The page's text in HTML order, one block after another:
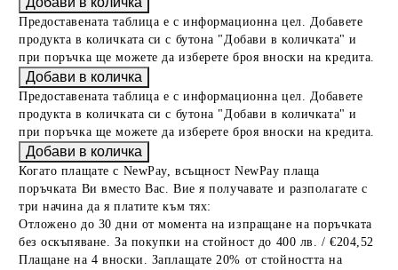
Предоставената таблица е с информационна цел. Добавете
продукта в количката си с бутона "Добави в количката" и
при поръчка ще можете да изберете броя вноски на кредита.
Предоставената таблица е с информационна цел. Добавете
продукта в количката си с бутона "Добави в количката" и
при поръчка ще можете да изберете броя вноски на кредита.
Когато плащате с NewPay, всъщност NewPay плаща
поръчката Ви вместо Вас. Вие я получавате и разполагате с
три начина да я платите към тях:
Отложено до 30 дни от момента на изпращане на поръчката
без оскъпяване. За покупки на стойност до 400 лв. / €204,52
Плащане на 4 вноски. Заплащате 20% от стойността на